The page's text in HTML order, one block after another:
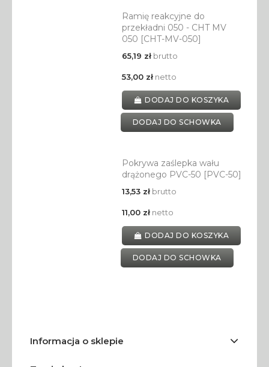
Ramię reakcyjne do
przekładni 050 - CHT MV
050 [CHT-MV-050]
65,19 złbrutto
53,00 złnetto
DODAJ DO KOSZYKA
DODAJ DO SCHOWKA
Pokrywa zaślepka wału
drążonego PVC-50 [PVC-50]
13,53 złbrutto
11,00 złnetto
DODAJ DO KOSZYKA
DODAJ DO SCHOWKA
Informacja o sklepie